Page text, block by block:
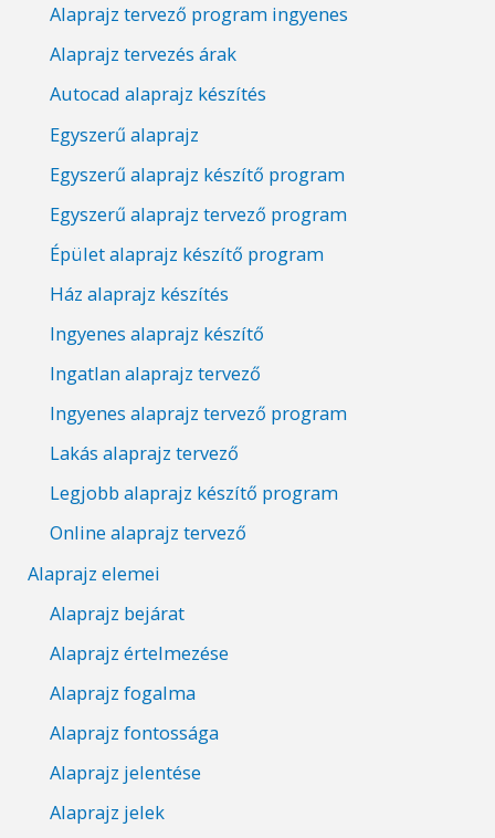
Alaprajz tervező program ingyenes
Alaprajz tervezés árak
Autocad alaprajz készítés
Egyszerű alaprajz
Egyszerű alaprajz készítő program
Egyszerű alaprajz tervező program
Épület alaprajz készítő program
Ház alaprajz készítés
Ingyenes alaprajz készítő
Ingatlan alaprajz tervező
Ingyenes alaprajz tervező program
Lakás alaprajz tervező
Legjobb alaprajz készítő program
Online alaprajz tervező
Alaprajz elemei
Alaprajz bejárat
Alaprajz értelmezése
Alaprajz fogalma
Alaprajz fontossága
Alaprajz jelentése
Alaprajz jelek